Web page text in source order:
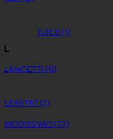
JUICE (1)
L
LANCETTI (6)
LEASTAT(1)
MODISSIMO (77)